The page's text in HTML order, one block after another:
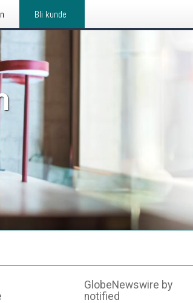
Bli kunde
GlobeNewswire by
notified